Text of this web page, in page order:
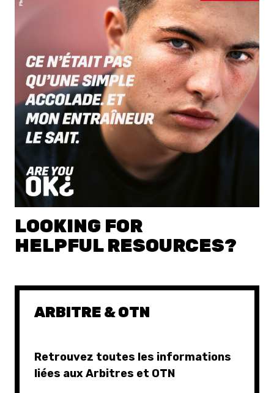
LOOKING FOR
HELPFUL RESOURCES?
ARBITRE & OTN
Retrouvez toutes les informations
liées aux Arbitres et OTN